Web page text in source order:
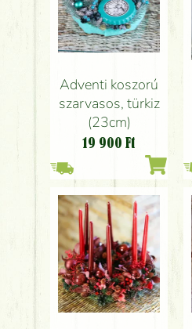
Adventi koszorú
szarvasos, türkiz
(23cm)
19 900 Ft